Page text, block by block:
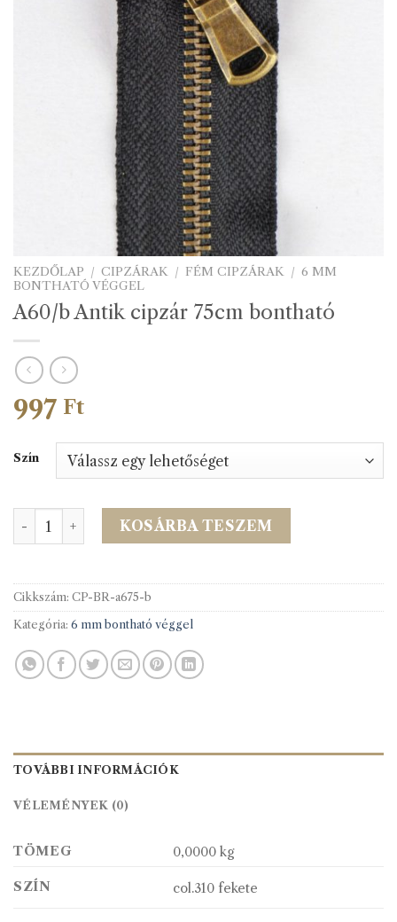
KEZDŐLAP / CIPZÁRAK / FÉM CIPZÁRAK / 6 MM
BONTHATÓ VÉGGEL
A60/b Antik cipzár 75cm bontható
997 Ft
Szín
A60/b Antik cipzár 75cm bontható mennyiség
KOSÁRBA TESZEM
Cikkszám: CP-BR-a675-b
Kategória: 6 mm bontható véggel
TOVÁBBI INFORMÁCIÓK
VÉLEMÉNYEK (0)
TÖMEG 0,0000 kg
SZÍN col.310 fekete